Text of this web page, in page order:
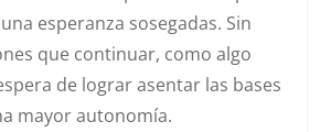
esperanza sosegadas. Sin
que continuar, como algo
de lograr asentar las bases
mayor autonomía.